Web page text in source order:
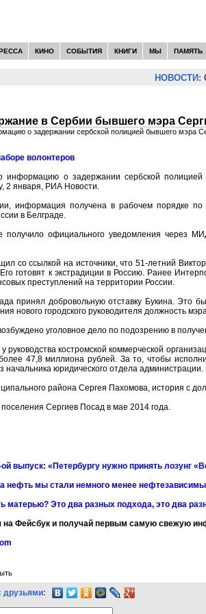
КИНО СОБЫТИЯ КНИГИ МЫ ПАМЯТЬ
НОВОСТИ:
в Сербии бывшего мэра
о задержании сербской полицией бывшего мэра
волонтеров
информацию о задержании сербской
2 января, РИА Новости.
информация получена в рабочем порядке
в Белграде.
получило официального уведомления через
со ссылкой на источники, что 51-летний
готовят к экстрадиции в Россию. Ранее
преступлений на территории России.
принял добровольную отставку Букина. Это
нового городского руководителя должность
уголовное дело по подозрению в
руководства костромской коммерческой
47,8 миллиона рублей. За то, чтобы
начальника юридического отдела
района Сергея Пахомова, история с
Сергиев Посад в мае 2014 года.
выпуск: «Петербургу нужно принять лозунг
нефть мы стали немного менее
матерью? Это два разных подхода, это два
на Фейсбук и получай первым самую свежую
друзьями: